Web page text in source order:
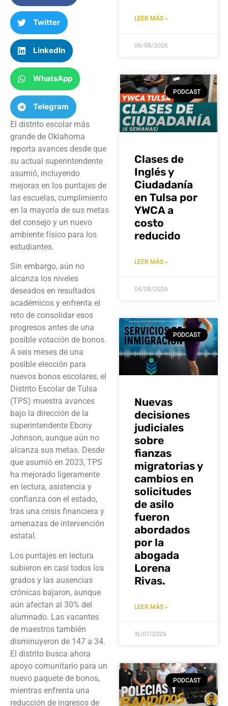
Twitter
LinkedIn
WhatsApp
Telegram
El distrito escolar más
grande de Oklahoma
reporta avances desde que
su actual superintendente
asumió, incluyendo
mejoras en los puntajes de
las escuelas, cumplimiento
en la mayoría de sus metas
del consejo y un nuevo
ambiente físico para los
estudiantes.
Sin embargo, aún no
alcanza los niveles
deseados en resultados
académicos y enfrenta el
reto de consolidar esos
progresos antes de una
posible votación de bonos.
A seis meses de una
posible elección para
nuevos bonos escolares, el
Distrito Escolar de Tulsa
(TPS) muestra avances
bajo la dirección de la
superintendente Ebony
Johnson, aunque aún no
alcanza sus metas. Desde
que asumió en 2023, TPS
ha mejorado ligeramente
en lectura, asistencia y
confianza con el estado,
tras una crisis financiera y
amenazas de intervención
estatal.
Los puntajes en lectura
subieron en casi todos los
grados y las ausencias
crónicas bajaron, aunque
aún afectan al 30% del
alumnado. Las vacantes
de maestros también
disminuyeron de 147 a 34.
El distrito busca ahora
apoyo comunitario para un
nuevo paquete de bonos,
mientras enfrenta una
reducción de ingresos de
LEER MÁS »
06/08/2026
PODCAST
Clases de
Inglés y
Ciudadanía
en Tulsa por
YWCA a
costo
reducido
LEER MÁS »
04/08/2026
PODCAST
Nuevas
decisiones
judiciales
sobre
fianzas
migratorias y
cambios en
solicitudes
de asilo
fueron
abordados
por la
abogada
Lorena
Rivas.
LEER MÁS »
31/07/2026
PODCAST